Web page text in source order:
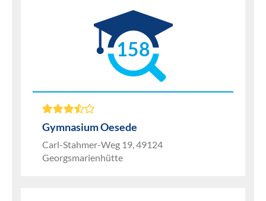
158
Gymnasium Oesede
Carl-Stahmer-Weg 19, 49124
Georgsmarienhütte